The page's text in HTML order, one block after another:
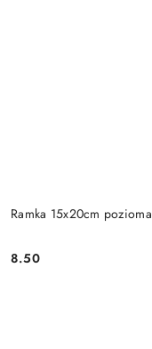
Ramka 15x20cm pozioma
Cena:
8.50